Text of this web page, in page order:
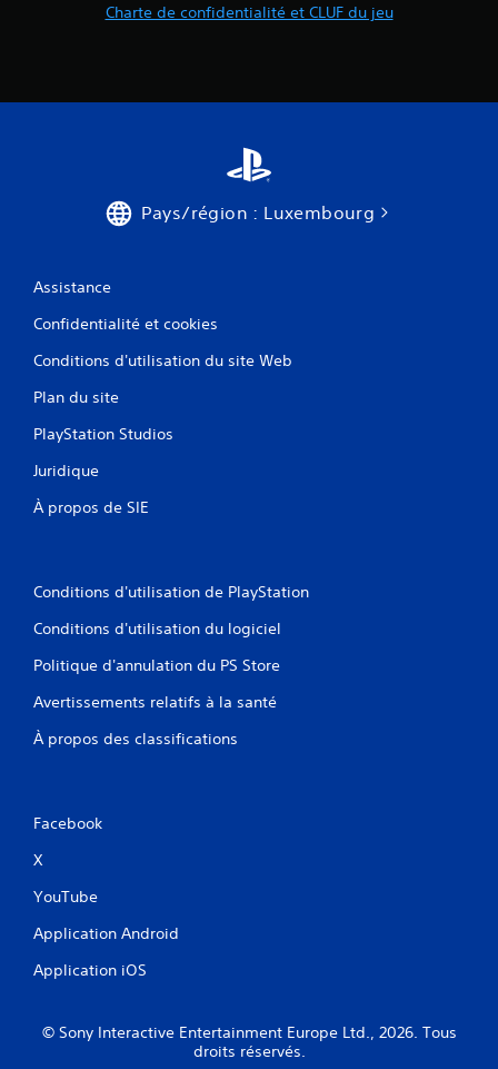
Charte de confidentialité et CLUF du jeu
Pays/région : Luxembourg
Assistance
Confidentialité et cookies
Conditions d'utilisation du site Web
Plan du site
PlayStation Studios
Juridique
À propos de SIE
Conditions d'utilisation de PlayStation
Conditions d'utilisation du logiciel
Politique d'annulation du PS Store
Avertissements relatifs à la santé
À propos des classifications
Facebook
X
YouTube
Application Android
Application iOS
© Sony Interactive Entertainment Europe Ltd., 2026. Tous
droits réservés.